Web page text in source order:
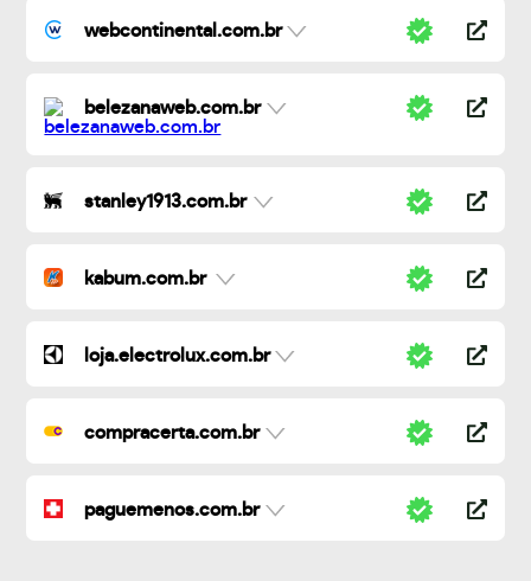
webcontinental.com.br
belezanaweb.com.br
stanley1913.com.br
kabum.com.br
loja.electrolux.com.br
compracerta.com.br
paguemenos.com.br